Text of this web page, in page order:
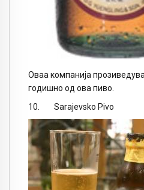
Оваа компанија
годишно од ова пиво.
10. Sarajevsko Pivo